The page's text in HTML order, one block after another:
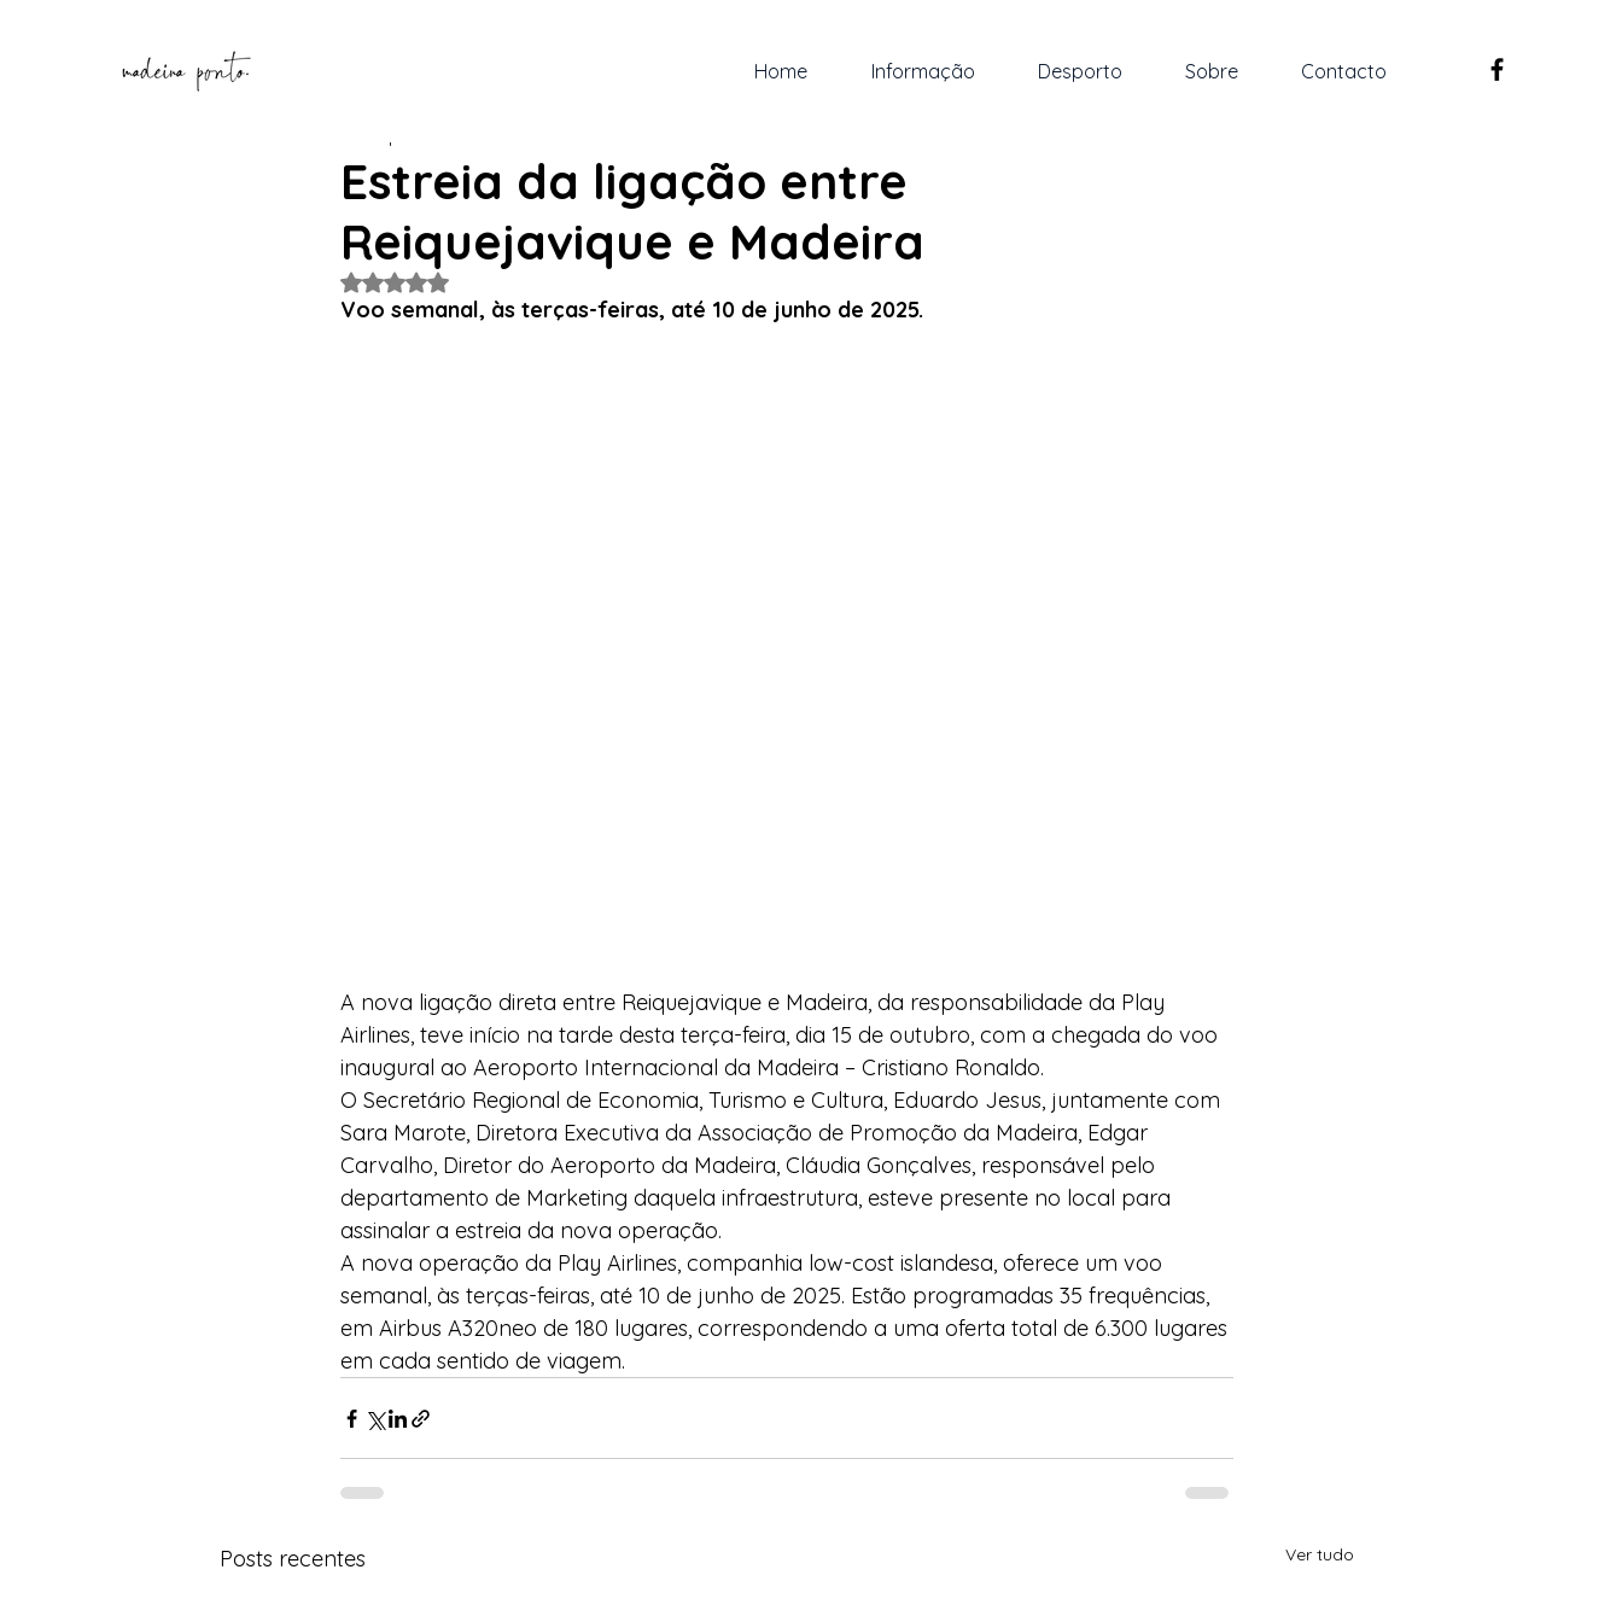
Home Informação Desporto Sobre Contacto
Estreia da ligação entre
Reiquejavique e Madeira
Avaliado com NaN de 5 estrelas.
Voo semanal, às terças-feiras, até 10 de junho de 2025.
A nova ligação direta entre Reiquejavique e Madeira, da responsabilidade da Play
Airlines, teve início na tarde desta terça-feira, dia 15 de outubro, com a chegada do voo
inaugural ao Aeroporto Internacional da Madeira – Cristiano Ronaldo.
O Secretário Regional de Economia, Turismo e Cultura, Eduardo Jesus, juntamente com
Sara Marote, Diretora Executiva da Associação de Promoção da Madeira, Edgar
Carvalho, Diretor do Aeroporto da Madeira, Cláudia Gonçalves, responsável pelo
departamento de Marketing daquela infraestrutura, esteve presente no local para
assinalar a estreia da nova operação.
A nova operação da Play Airlines, companhia low-cost islandesa, oferece um voo
semanal, às terças-feiras, até 10 de junho de 2025. Estão programadas 35 frequências,
em Airbus A320neo de 180 lugares, correspondendo a uma oferta total de 6.300 lugares
em cada sentido de viagem.
Posts recentes Ver tudo